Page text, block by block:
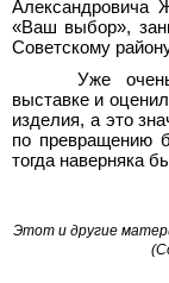
Александровича
«Ваш выбор»,
Советскому
Уже
выставке и
изделия, а это
по превращению
тогда наверняка
Этот и другие